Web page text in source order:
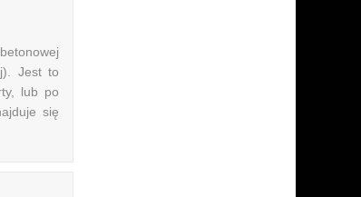
Jest to
lub po
się